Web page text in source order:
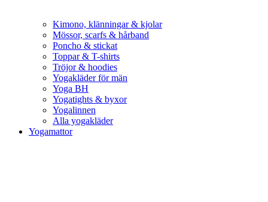
Kimono, klänningar & kjolar
Mössor, scarfs & hårband
Poncho & stickat
Toppar & T-shirts
Tröjor & hoodies
Yogakläder för män
Yoga BH
Yogatights & byxor
Yogalinnen
Alla yogakläder
Yogamattor